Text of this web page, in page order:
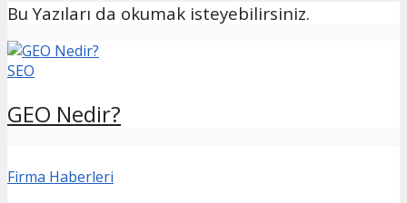
Bu Yazıları da okumak isteyebilirsiniz.
SEO
GEO Nedir?
Firma Haberleri